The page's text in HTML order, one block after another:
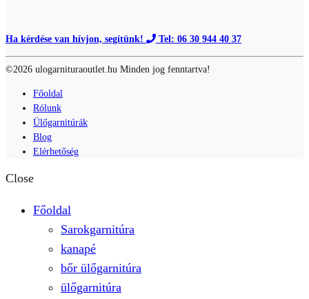
Ha kérdése van hívjon, segítünk! Tel: 06 30 944 40 37
©2026 ulogarnituraoutlet.hu Minden jog fenntartva!
Főoldal
Rólunk
Ülőgarnitúrák
Blog
Elérhetőség
Close
Főoldal
Sarokgarnitúra
kanapé
bőr ülőgarnitúra
ülőgarnitúra